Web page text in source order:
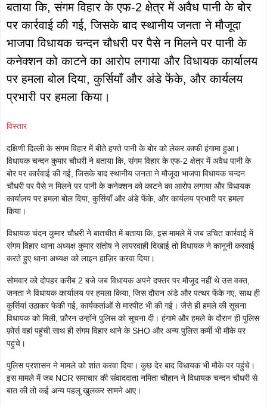
बताया कि, संगम विहार के एफ‑2 क्षेत्र में अवैध पानी के बोर
पर कार्रवाई की गई, जिसके बाद स्थानीय जनता ने मौजूदा
भाजपा विधायक चन्दन चौधरी पर पैसे न मिलने पर पानी के
कनेक्शन को काटने का आरोप लगाया और विधायक कार्यालय
पर हमला बोल दिया, कुर्सियाँ और अंडे फेंके, और कार्यलय
प्रभारी पर हमला किया।
विस्तार
दक्षिणी दिल्ली के संगम विहार में बीते हफ्ते पानी के बोर को लेकर काफी हंगामा हुआ।
विधायक चन्दन कुमार चौधरी ने बताया कि, संगम विहार के एफ‑2 क्षेत्र में अवैध पानी के
बोर पर कार्रवाई की गई, जिसके बाद स्थानीय जनता ने मौजूदा भाजपा विधायक चन्दन
चौधरी पर पैसे न मिलने पर पानी के कनेक्शन को काटने का आरोप लगाया और विधायक
कार्यालय पर हमला बोल दिया, कुर्सियाँ और अंडे फेंके, और कार्यलय प्रभारी पर हमला
किया।
विधायक चंदन कुमार चौधरी ने बातचीत में बताया कि, इस मामले में जब उचित कार्रवाई में
संगम विहार थाना अध्यक्ष कुमार संतोष ने लापरवाही दिखाई तो विधायक ने कानूनी करवाई
करते हुए थाना अध्यक्ष को लाइन हाज़िर करवा दिया।
सोमवार को दोपहर करीब 2 बजे जब विधायक अपने दफ्तर पर मौजूद नहीं थे उस वक्त,
जनता ने विधायक कार्यालय पर हमला किया, जिस दौरान अंडे और पत्थर फेंके गए, साथ ही
कुर्सियां उठाकर फेकी गई, कार्यकर्ताओं से मारपीट भी की गई। जैसे ही हमले की सूचना
विधायक को मिली, फ़ौरन उन्होंने पुलिस को सूचना दी। हंगामे और हमले के दौरान ही पुलिस
फ़ोर्स वहां पहुंची साथ ही संगम विहार थाने के SHO और अन्य पुलिस कर्मी भी मौके पर
पहुंचे।
पुलिस प्रशासन ने मामले को शांत करवा दिया। कुछ देर बाद विधायक भी मौके पर पहुंचे।
इस मामले में जब NCR समाचार की संवाददाता नमिता चौहान ने विधायक चन्दन चौधरी से
बात की तो कई अन्य पहलू खुलकर सामने आए।